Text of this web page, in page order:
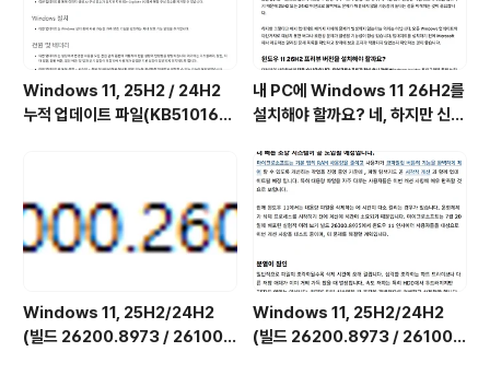
Windows 11, 25H2 / 24H2
누적 업데이트 파일(KB510168
업데이트)
내 PC에 Windows 11 26H2를
설치해야 할까요? 네, 하지만 신중
Windows 11, 25H2/24H2
(빌드 26200.8973 / 26100.
Windows 11, 25H2/24H2
(빌드 26200.8973 / 26100.